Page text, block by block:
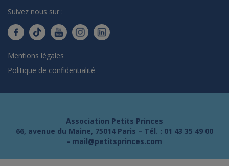
Suivez nous sur :
Mentions légales
Politique de confidentialité
Association Petits Princes
66, avenue du Maine, 75014 Paris – Tél. : 01 43 35 49 00
- mail@petitsprinces.com